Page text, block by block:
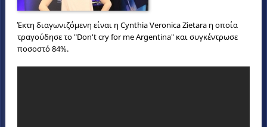
Έκτη διαγωνιζόμενη είναι η Cynthia Veronica Zietara η οποία
τραγούδησε το "Don't cry for me Argentina" και συγκέντρωσε
ποσοστό 84%.